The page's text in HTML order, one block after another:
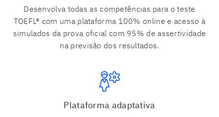
Desenvolva todas as competências para o teste
TOEFL® com uma plataforma 100% online e acesso à
simulados da prova oficial com 95% de assertividade
na previsão dos resultados.
Plataforma adaptativa